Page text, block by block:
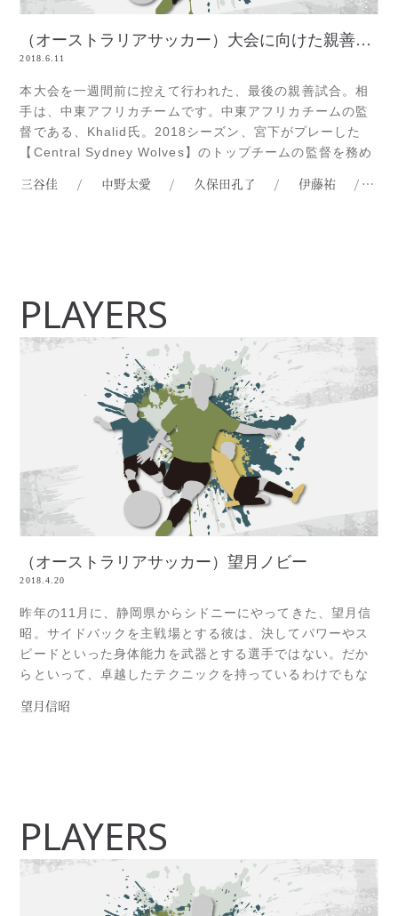
（オーストラリアサッカー）大会に向けた親善試合・中東アフリカ戦
2018.6.11
本大会を一週間前に控えて行われた、最後の親善試合。相
手は、中東アフリカチームです。中東アフリカチームの監
督である、Khalid氏。2018シーズン、宮下がプレーした
【Central Sydney Wolves】のトップチームの監督を務め
えども、絶対に負けられない試合。選手達にとっても、本
三谷佳 / 中野太愛 / 久保田孔了 / 伊藤祐 /
PLAYERS
（オーストラリアサッカー）望月ノビー
2018.4.20
昨年の11月に、静岡県からシドニーにやってきた、望月信
昭。サイドバックを主戦場とする彼は、決してパワーやス
ピードといった身体能力を武器とする選手ではない。だか
らといって、卓越したテクニックを持っているわけでもな
ァイナルシリーズチャンピオンである、Port Kemblaと契
望月信昭
PLAYERS